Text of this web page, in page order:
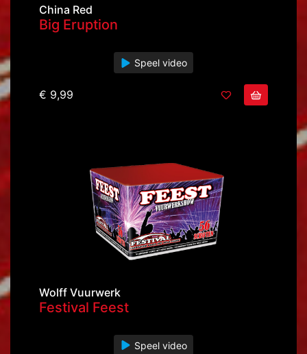
China Red
Big Eruption
Speel video
€ 9,99
Wolff Vuurwerk
Festival Feest
Speel video